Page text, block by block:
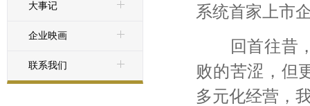
大事记
企业映画
联系我们
系统首家上市
回首往昔
败的苦涩，但
多元化经营，